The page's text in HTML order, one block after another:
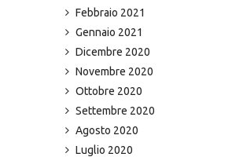
Febbraio 2021
Gennaio 2021
Dicembre 2020
Novembre 2020
Ottobre 2020
Settembre 2020
Agosto 2020
Luglio 2020